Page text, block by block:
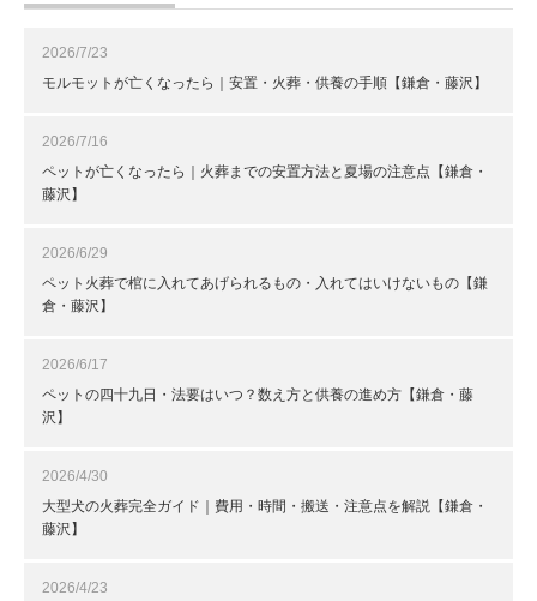
2026/7/23
モルモットが亡くなったら｜安置・火葬・供養の手順【鎌倉・藤沢】
2026/7/16
ペットが亡くなったら｜火葬までの安置方法と夏場の注意点【鎌倉・
藤沢】
2026/6/29
ペット火葬で棺に入れてあげられるもの・入れてはいけないもの【鎌
倉・藤沢】
2026/6/17
ペットの四十九日・法要はいつ？数え方と供養の進め方【鎌倉・藤
沢】
2026/4/30
大型犬の火葬完全ガイド｜費用・時間・搬送・注意点を解説【鎌倉・
藤沢】
2026/4/23